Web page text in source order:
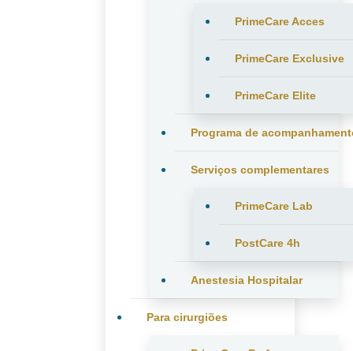
PrimeCare Acces
PrimeCare Exclusive
PrimeCare Elite
Programa de
Serviços complementares
PrimeCare Lab
PostCare 4h
Anestesia Hospitalar
Para cirurgiões